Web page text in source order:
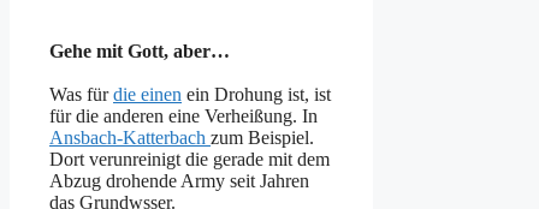
Gehe mit Gott, aber…
Was fürdie einen ein Drohung ist, ist
für die anderen eine Verheißung. In
Ansbach-Katterbach zum Beispiel.
Dort verunreinigt die gerade mit dem
Abzug drohende Army seit Jahren
das Grundwsser.